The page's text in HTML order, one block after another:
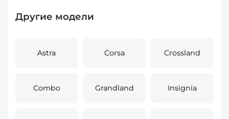
Другие модели
Astra Corsa Crossland
Combo Grandland Insignia